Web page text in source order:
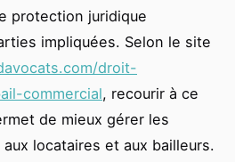
protection juridique
impliquées. Selon le site
droit-
commercial, recourir à ce
de mieux gérer les
locataires et aux bailleurs.